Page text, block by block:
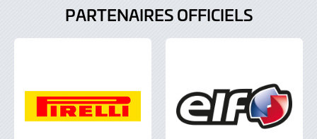
PARTENAIRES OFFICIELS